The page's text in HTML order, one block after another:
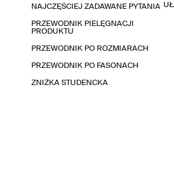
NAJCZĘŚCIEJ ZADAWANE PYTANIA
PRZEWODNIK PIELĘGNACJI
PRODUKTU
PRZEWODNIK PO ROZMIARACH
PRZEWODNIK PO FASONACH
ZNIŻKA STUDENCKA